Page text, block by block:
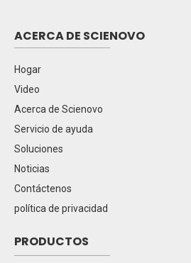
haz SN-AA320N
ACERCA DE SCIENOVO
Hogar
Video
Acerca de Scienovo
Servicio de ayuda
Soluciones
Noticias
Contáctenos
política de privacidad
PRODUCTOS